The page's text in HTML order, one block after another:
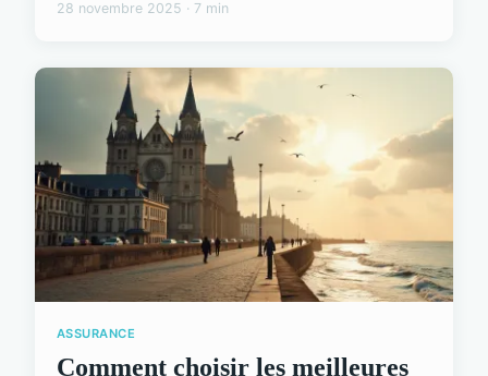
28 novembre 2025 · 7 min
ASSURANCE
Comment choisir les meilleures